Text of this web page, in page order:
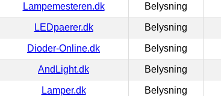
Lampemesteren.dk Belysning
LEDpaerer.dk Belysning
Dioder-Online.dk Belysning
AndLight.dk Belysning
Lamper.dk Belysning